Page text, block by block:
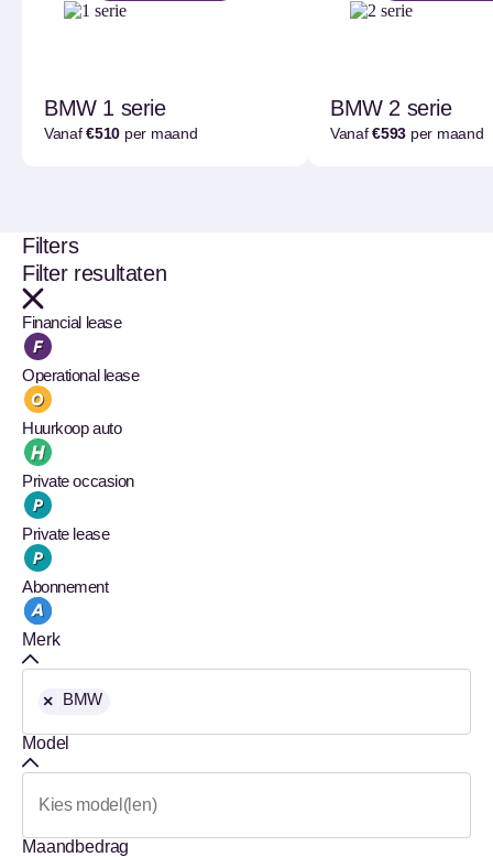
BMW 1 serie
Vanaf€510 per maand
BMW 2 serie
Vanaf€593 per maand
Filters
Filter resultaten
Financial lease
Operational lease
Huurkoop auto
Private occasion
Private lease
Abonnement
Merk
× BMW
Model
Maandbedrag